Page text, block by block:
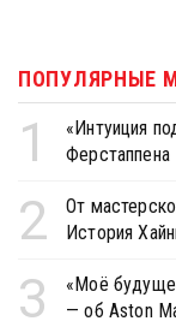
ПОПУЛЯРНЫЕ
1
«Интуиция
Ферстаппена
2
От
История
3
«Моё
— об Aston